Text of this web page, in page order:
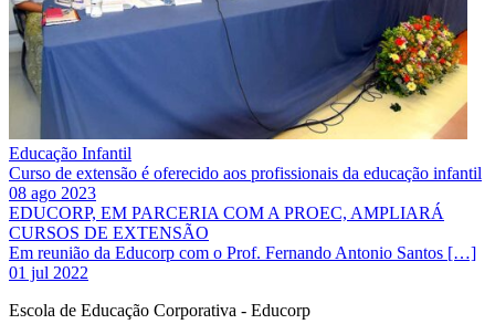
Educação Infantil
Curso de extensão é oferecido aos profissionais da educação infantil
08 ago 2023
EDUCORP, EM PARCERIA COM A PROEC, AMPLIARÁ
CURSOS DE EXTENSÃO
Em reunião da Educorp com o Prof. Fernando Antonio Santos […]
01 jul 2022
Escola de Educação Corporativa - Educorp